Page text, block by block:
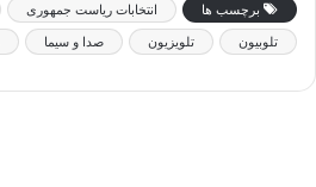
برچسب ها انتخابات ریاست جمهوری
تلوبیون تلویزیون صدا و سیما